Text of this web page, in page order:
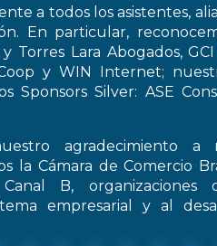
a todos los asistentes,
En particular,
Torres Lara Abogados,
y WIN Internet;
Sponsors Silver: ASE
agradecimiento a
la Cámara de Comercio
B, organizaciones
empresarial y al